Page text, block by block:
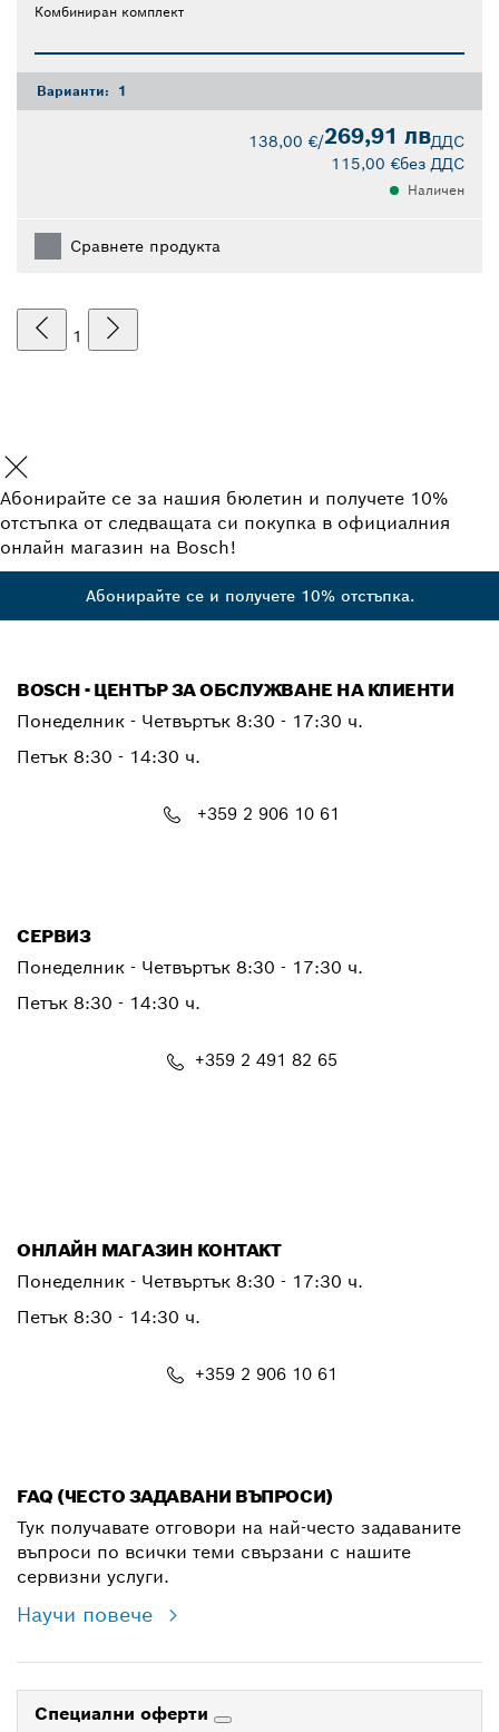
Комбиниран комплект
Варианти: 1
138,00 €/269,91 лвДДС
115,00 €без ДДС
Наличен
Сравнете продукта
1
Абонирайте се за нашия бюлетин и получете 10%
отстъпка от следващата си покупка в официалния
онлайн магазин на Bosch!
Абонирайте се и получете 10% отстъпка.
BOSCH - ЦЕНТЪР ЗА ОБСЛУЖВАНЕ НА КЛИЕНТИ
Понеделник - Четвъртък 8:30 - 17:30 ч.
Петък 8:30 - 14:30 ч.
+359 2 906 10 61
СЕРВИЗ
Понеделник - Четвъртък 8:30 - 17:30 ч.
Петък 8:30 - 14:30 ч.
+359 2 491 82 65
ОНЛАЙН МАГАЗИН КОНТАКТ
Понеделник - Четвъртък 8:30 - 17:30 ч.
Петък 8:30 - 14:30 ч.
+359 2 906 10 61
FAQ (ЧЕСТО ЗАДАВАНИ ВЪПРОСИ)
Тук получавате отговори на най-често задаваните
въпроси по всички теми свързани с нашите
сервизни услуги.
Научи повече
Специални оферти